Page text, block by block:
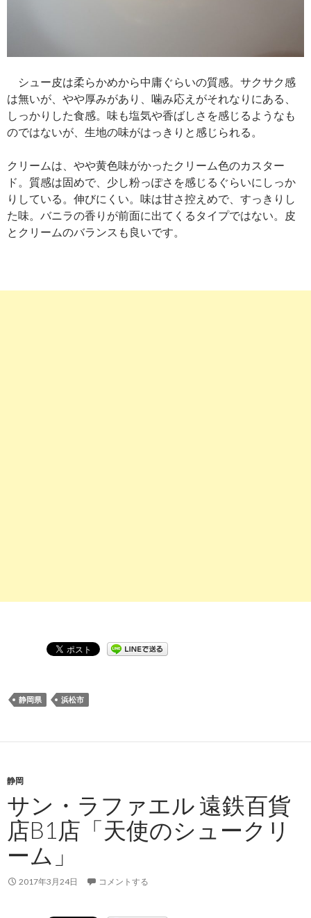
シュー皮は柔らかめから中庸ぐらいの質感。サクサク感
は無いが、やや厚みがあり、噛み応えがそれなりにある、
しっかりした食感。味も塩気や香ばしさを感じるようなも
のではないが、生地の味がはっきりと感じられる。
クリームは、やや黄色味がかったクリーム色のカスター
ド。質感は固めで、少し粉っぽさを感じるぐらいにしっか
りしている。伸びにくい。味は甘さ控えめで、すっきりし
た味。バニラの香りが前面に出てくるタイプではない。皮
とクリームのバランスも良いです。
静岡県 浜松市
静岡
サン・ラファエル 遠鉄百貨
店B1店「天使のシュークリ
ーム」
2017年3月24日 コメントする